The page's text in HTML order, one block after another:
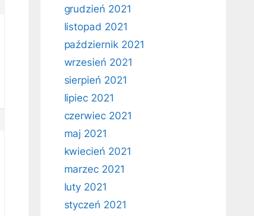
grudzień 2021
listopad 2021
październik 2021
wrzesień 2021
sierpień 2021
lipiec 2021
czerwiec 2021
maj 2021
kwiecień 2021
marzec 2021
luty 2021
styczeń 2021